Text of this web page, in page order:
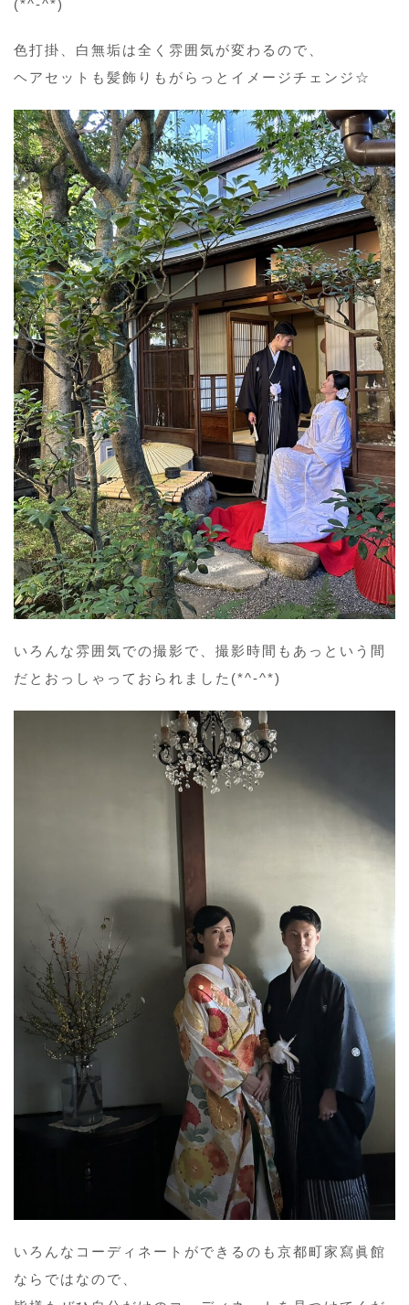
(*^-^*)
色打掛、白無垢は全く雰囲気が変わるので、
ヘアセットも髪飾りもがらっとイメージチェンジ☆
いろんな雰囲気での撮影で、撮影時間もあっという間
だとおっしゃっておられました(*^-^*)
いろんなコーディネートができるのも京都町家寫眞館
ならではなので、